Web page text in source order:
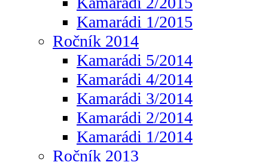
Kamarádi 1/2015
Ročník 2014
Kamarádi 5/2014
Kamarádi 4/2014
Kamarádi 3/2014
Kamarádi 2/2014
Kamarádi 1/2014
Ročník 2013